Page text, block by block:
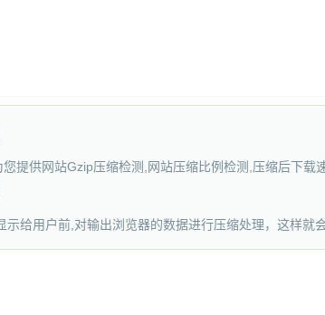
提供网站Gzip压缩检测,网站压缩比例检测,压缩后下载
示给用户前,对输出浏览器的数据进行压缩处理，这样就